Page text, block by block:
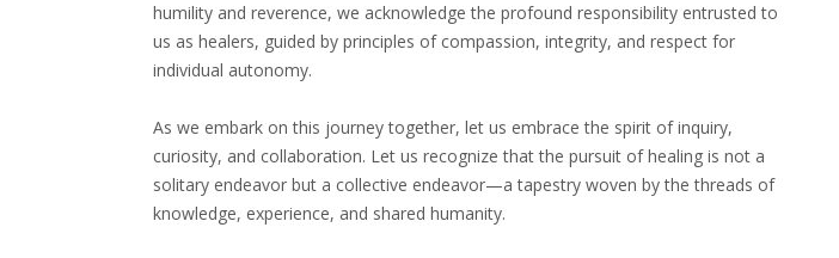
humility and reverence, we acknowledge the profound responsibility entrusted to
us as healers, guided by principles of compassion, integrity, and respect for
individual autonomy.
As we embark on this journey together, let us embrace the spirit of inquiry,
curiosity, and collaboration. Let us recognize that the pursuit of healing is not a
solitary endeavor but a collective endeavor—a tapestry woven by the threads of
knowledge, experience, and shared humanity.